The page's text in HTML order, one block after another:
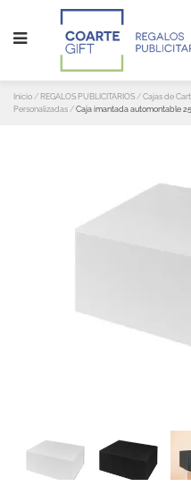
Inicio REGALOS PUBLICITARIOS Cajas de
Personalizadas
Caja imantada automontable